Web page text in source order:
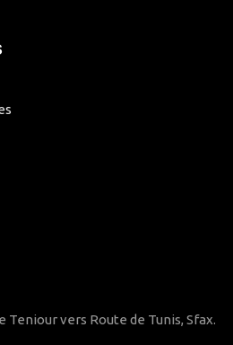
Teniour vers Route de Tunis, Sfax.